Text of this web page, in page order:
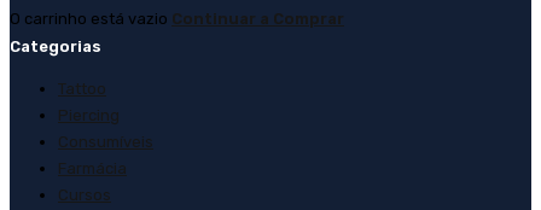
O carrinho está vazio Continuar a Comprar
Categorias
Tattoo
Piercing
Consumíveis
Farmácia
Cursos